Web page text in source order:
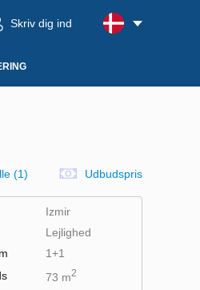
Skriv dig ind
(1) Udbudspris
Izmir
Lejlighed
1+1
73 m2